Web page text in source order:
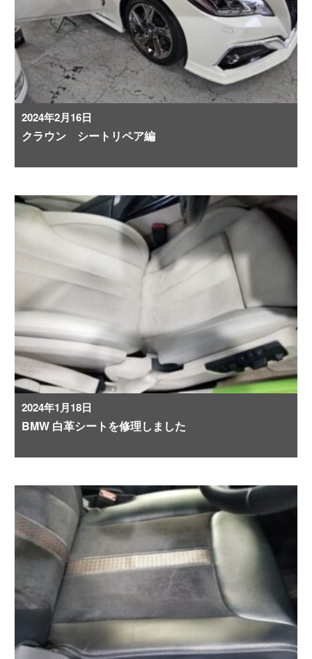
2024年2月16日
クラウン シートリペア編
2024年1月18日
BMW 白革シートを修理しました